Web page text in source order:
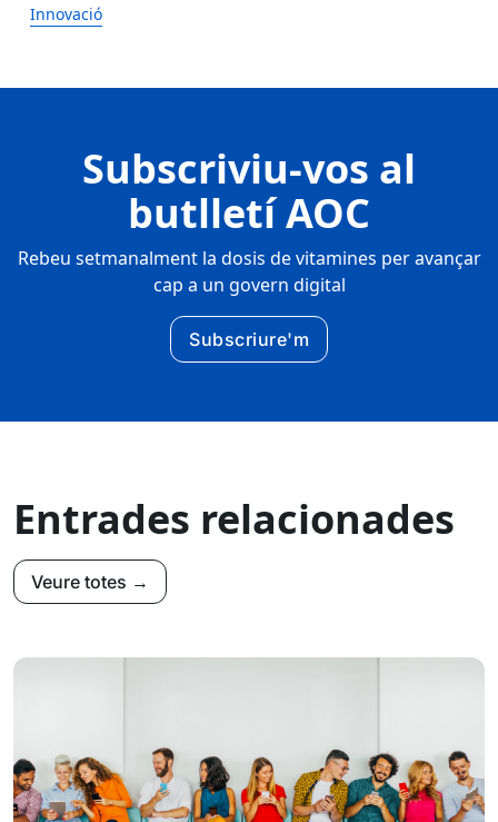
Innovació
Subscriviu-vos al
butlletí AOC
Rebeu setmanalment la dosis de vitamines per avançar
cap a un govern digital
Subscriure'm
Entrades relacionades
Veure totes →